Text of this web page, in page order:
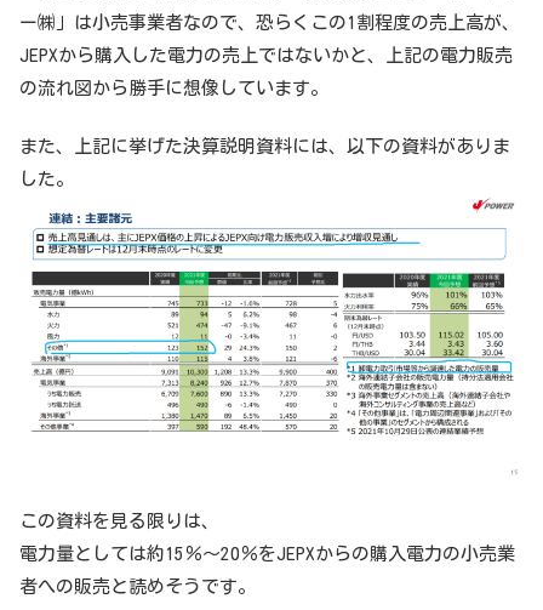
ー㈱」は小売事業者なので、恐らくこの1割程度の売上高が、
JEPXから購入した電力の売上ではないかと、上記の電力販売
の流れ図から勝手に想像しています。
また、上記に挙げた決算説明資料には、以下の資料がありま
した。
この資料を見る限りは、
電力量としては約15％～20％をJEPXからの購入電力の小売業
者への販売と読めそうです。